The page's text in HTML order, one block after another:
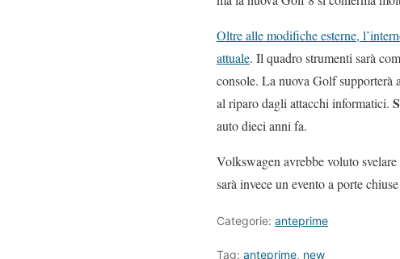
Oltre alle modifiche esterne,
attuale. Il quadro strumenti sarà
console. La nuova Golf supporterà
al riparo dagli attacchi informatici.
auto dieci anni fa.
Volkswagen avrebbe voluto
sarà invece un evento a porte
Categorie: anteprime
Tag: anteprime, new